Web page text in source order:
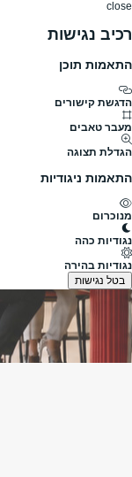
close
רכיב נגישות
התאמות תוכן
הדגשת קישורים
מעבר טאבים
הגדלת תצוגה
התאמות ניגודיות
מנוכרום
נגודיות כהה
נגודיות בהירה
בטל נגישות